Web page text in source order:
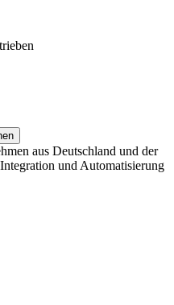
aus Deutschland und der
und Automatisierung